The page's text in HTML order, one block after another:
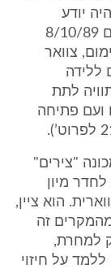
יודע
שמדובר בהריון בשבוע 27, לא היתה ביום 8/10/89
צוואר
ללידה
יש התוויה לתת
ועם פתיחה
"צירים"
מיון
הוא ציין,
פעילות רחמית שלא מורגשת ב-90% מהמקרים זה
לפרוט’). רק למחרת,
ללמד על חיזוי